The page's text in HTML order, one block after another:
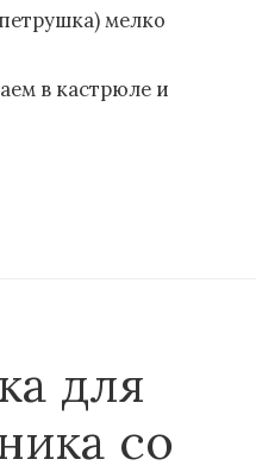
мелко
в кастрюле и
для
со